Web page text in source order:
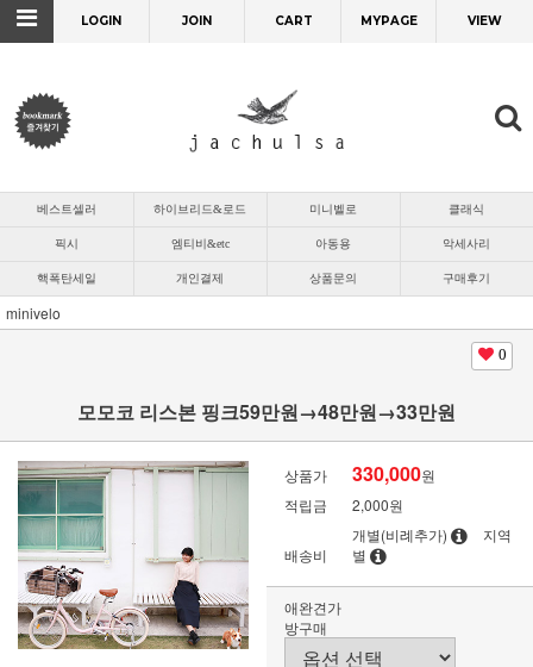
LOGIN JOIN CART MYPAGE VIEW
베스트셀러 하이브리드&로드 미니벨로 클래식
픽시 엠티비&etc 아동용 악세사리
핵폭탄세일 개인결제 상품문의 구매후기
minivelo
0
모모코 리스본 핑크59만원→48만원→33만원
상품가 330,000원
적립금
2,000원
배송비
개별(비례추가)
지역
별
애완견가
방구매